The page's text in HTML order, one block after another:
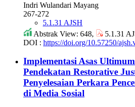
Indri Wulandari Mayang
267-272
5.1.31 AJSH
Abstrak View: 648,
5.1.31
DOI : https://doi.org/10.57250/
Implementasi Asas
Pendekatan Restorative
Penyelesaian Perkara
di Media Sosial